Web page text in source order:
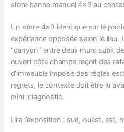
store banne manuel 4×3 au
Un store 4×3 identique sur le
expérience opposée selon le lieu.
“canyon” entre deux murs subit
ouvert côté champs reçoit des
d’immeuble impose des règles
regrets, le contexte doit être lu
mini-diagnostic.
Lire l’exposition : sud, ouest, est,